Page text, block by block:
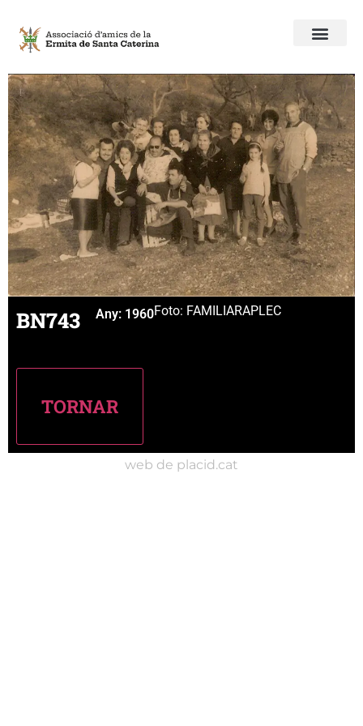
BN743 Any: 1960Foto: FAMILIARAPLEC
web de placid.cat